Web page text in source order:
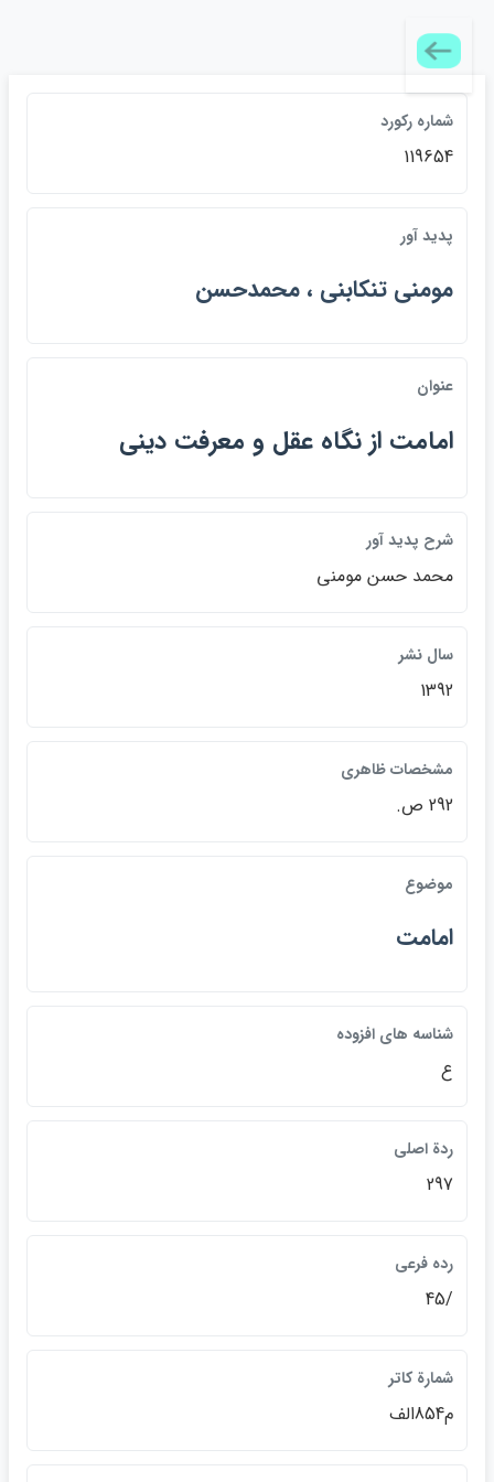
شماره ركورد
119654
پديد آور
مومني تنكابني ، محمدحسن
عنوان
امامت از نگاه عقل و معرفت ديني
شرح پديد آور
محمد حسن مومني
سال نشر
1392
مشخصات ظاهري
292 ص.
موضوع
امامت
شناسه هاي افزوده
ع
ردة اصلي
297
رده فرعي
/45
شمارة كاتر
م854الف